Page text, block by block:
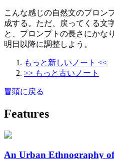
こんな感じの自然文のプロン
成する。ただ、戻ってくる文
と、プロンプトの長さにかな
明日以降に調整しよう。
もっと新しいノート <<
>> もっと古いノート
冒頭に戻る
Features
An Urban Ethnography